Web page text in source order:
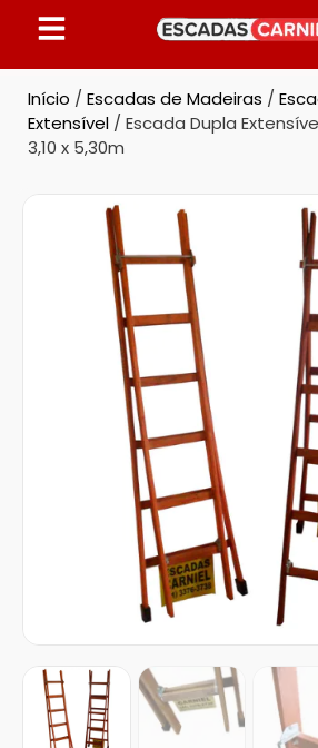
Início / Escadas de Madeiras /
Extensível / Escada Dupla
3,10 x 5,30m